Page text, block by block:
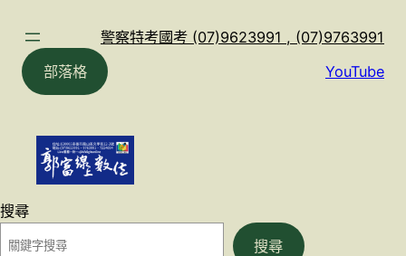
警察特考國考 (07)9623991 , (07)9763991
部落格
YouTube
搜尋
搜尋